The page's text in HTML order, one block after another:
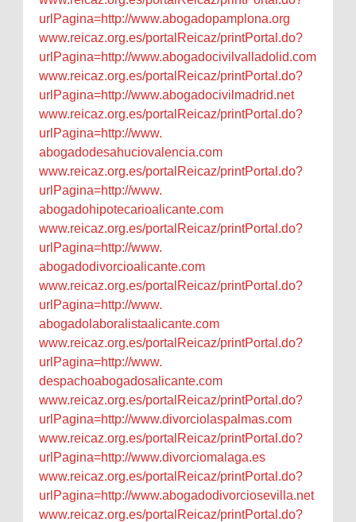
urlPagina=http://www.abogadopamplona.org
www.reicaz.org.es/portalReicaz/printPortal.do?
urlPagina=http://www.abogadocivilvalladolid.com
www.reicaz.org.es/portalReicaz/printPortal.do?
urlPagina=http://www.abogadocivilmadrid.net
www.reicaz.org.es/portalReicaz/printPortal.do?
urlPagina=http://www.
abogadodesahuciovalencia.com
www.reicaz.org.es/portalReicaz/printPortal.do?
urlPagina=http://www.
abogadohipotecarioalicante.com
www.reicaz.org.es/portalReicaz/printPortal.do?
urlPagina=http://www.
abogadodivorcioalicante.com
www.reicaz.org.es/portalReicaz/printPortal.do?
urlPagina=http://www.
abogadolaboralistaalicante.com
www.reicaz.org.es/portalReicaz/printPortal.do?
urlPagina=http://www.
despachoabogadosalicante.com
www.reicaz.org.es/portalReicaz/printPortal.do?
urlPagina=http://www.divorciolaspalmas.com
www.reicaz.org.es/portalReicaz/printPortal.do?
urlPagina=http://www.divorciomalaga.es
www.reicaz.org.es/portalReicaz/printPortal.do?
urlPagina=http://www.abogadodivorciosevilla.net
www.reicaz.org.es/portalReicaz/printPortal.do?